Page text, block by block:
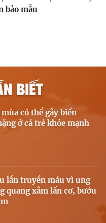
bảo mẫu
BIẾT
có thể gây biến
ở cả trẻ khỏe mạnh
lần truyền máu vì ung
quang xâm lấn cơ, bướu